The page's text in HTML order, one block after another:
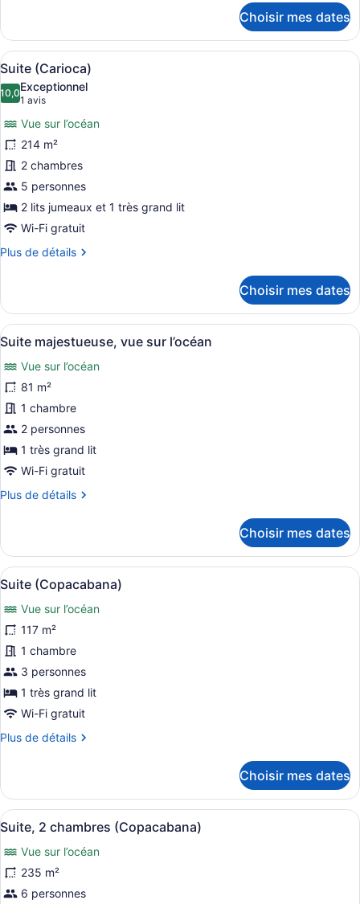
(Avenue
Suite)
Appartement
Penthouse,
2
chambres
(Avenue
Suite)
Choisir mes dates
Afficher
toutes
les
photos
pour
ce
type
de
chambre :
Suite
(Carioca)
Literie de qualité, minibar, coffre-
5
Suite (Carioca)
10,010,0 sur 10
Exceptionnel
1 avis
(1 avis)
Vue sur l’océan
214 m²
2 chambres
5 personnes
2 lits jumeaux et 1 très grand lit
Wi-Fi gratuit
Plus de détails
Plus
Suite
(Carioca)
Choisir mes dates
Afficher
toutes
les
photos
pour
ce
type
de
chambre :
Suite
sur
l’océan
Une chambre d’hôtel spacieuse,
8
Suite majestueuse, vue sur l’océan
Vue sur l’océan
81 m²
1 chambre
2 personnes
1 très grand lit
Wi-Fi gratuit
Plus de détails
Plus
Suite
majestueuse,
vue
l’océan
Choisir mes dates
Afficher
toutes
les
photos
pour
ce
type
de
chambre :
Suite
Une chambre d’hôtel avec un
8
Suite (Copacabana)
Vue sur l’océan
117 m²
1 chambre
3 personnes
1 très grand lit
Wi-Fi gratuit
Plus de détails
Plus
Suite
(Copacabana)
Choisir mes dates
Afficher
toutes
les
photos
pour
Une chambre d’hôtel avec un
8
Suite, 2 chambres (Copacabana)
Vue sur l’océan
235 m²
6 personnes